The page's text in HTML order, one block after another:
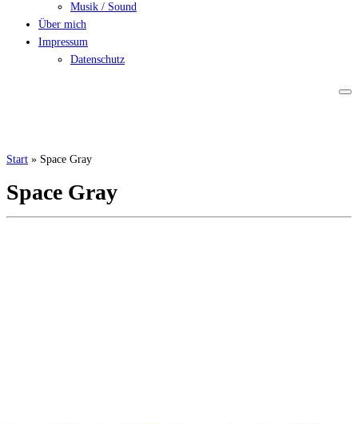
Musik / Sound
Über mich
Impressum
Datenschutz
Start » Space Gray
Space Gray